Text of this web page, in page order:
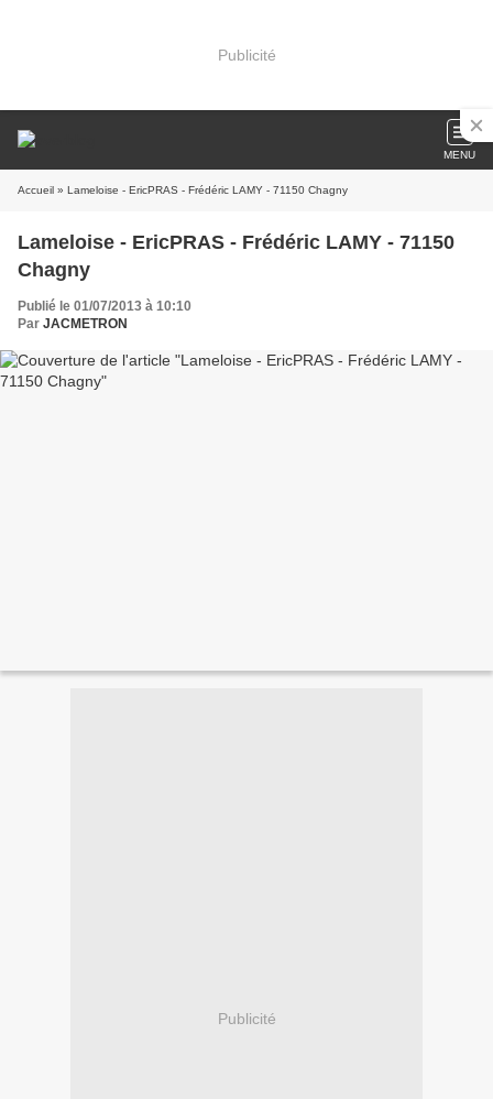
Publicité
MENU
Accueil » Lameloise - EricPRAS - Frédéric LAMY - 71150 Chagny
Lameloise - EricPRAS - Frédéric LAMY - 71150
Chagny
Publié le 01/07/2013 à 10:10
Par JACMETRON
Publicité